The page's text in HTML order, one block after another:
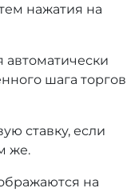
нажатия на
автоматически
шага торгов
ставку, если
же.
на